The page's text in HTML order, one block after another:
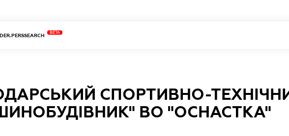
BETA
СПОРТИВНО-
ВО "ОСНАСТКА"